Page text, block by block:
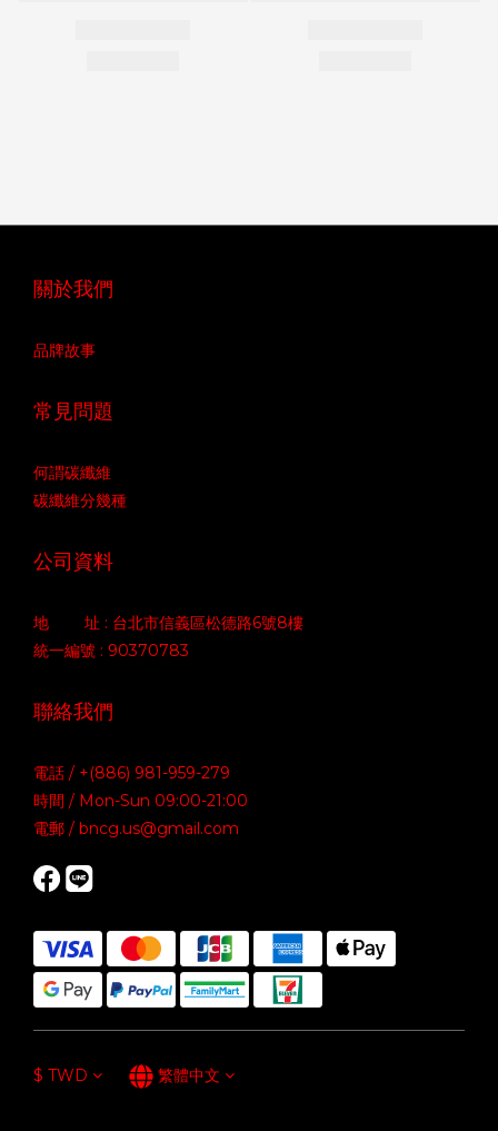
關於我們
品牌故事
常見問題
何謂碳纖維
碳纖維分幾種
公司資料
地 址 : 台北市信義區松德路6號8樓
統一編號 : 90370783
聯絡我們
電話 / +(886) 981-959-279
時間 / Mon-Sun 09:00-21:00
電郵 / bncg.us@gmail.com
$ TWD 繁體中文